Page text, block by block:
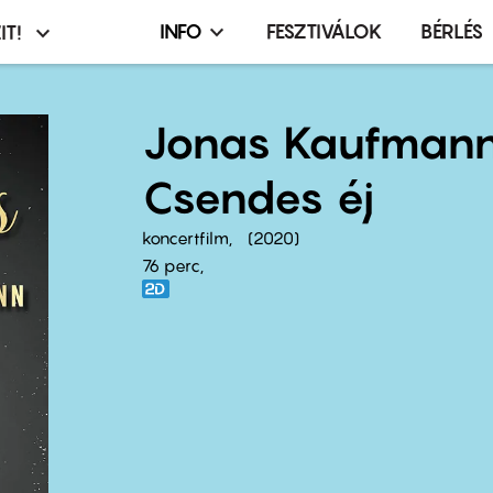
Infó,
terembérlés
menü
INFO FESZTIVÁLOK BÉRLÉS
Jonas
Csendes éj
koncertfilm
2020
76 perc,